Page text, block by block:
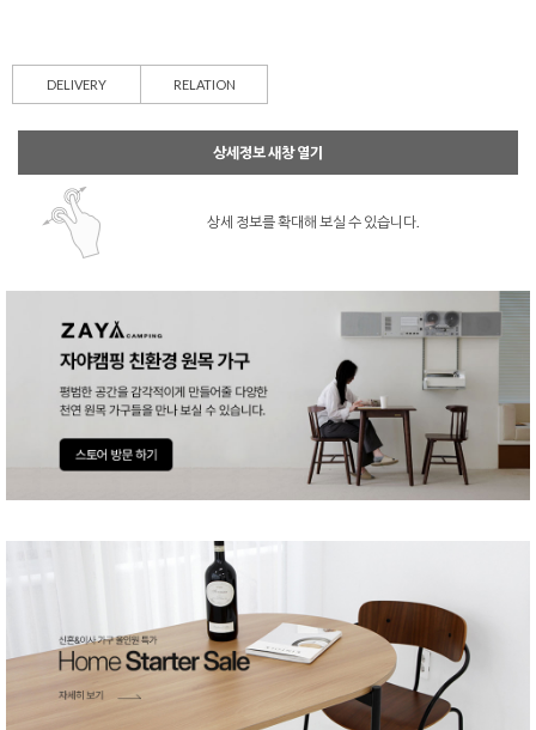
DELIVERY RELATION
상세정보 새창 열기
상세 정보를 확대해 보실 수 있습니다.